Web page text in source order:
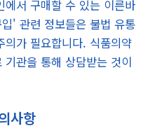
에서 구매할 수 있는 이른바
' 관련 정보들은 불법 유통
가 필요합니다. 식품의약
관을 통해 상담받는 것이
사항